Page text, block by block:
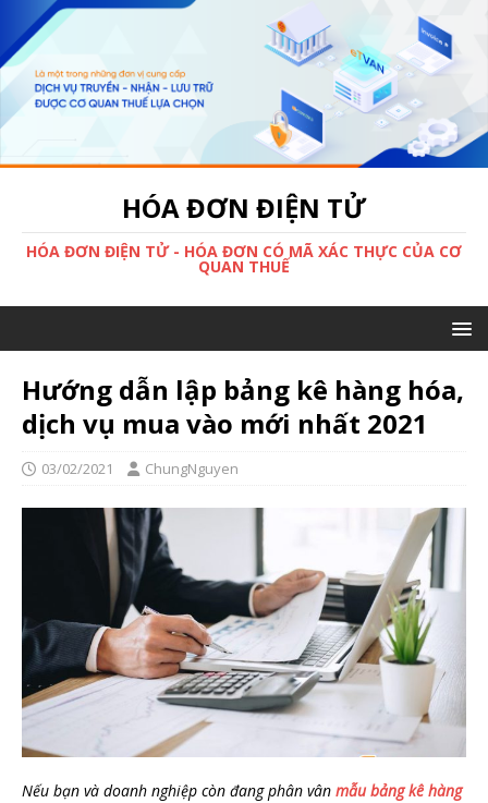
HÓA ĐƠN ĐIỆN TỬ
HÓA ĐƠN ĐIỆN TỬ - HÓA ĐƠN CÓ MÃ XÁC THỰC CỦA CƠ
QUAN THUẾ
Hướng dẫn lập bảng kê hàng hóa,
dịch vụ mua vào mới nhất 2021
03/02/2021 ChungNguyen
Nếu bạn và doanh nghiệp còn đang phân vân mẫu bảng kê hàng